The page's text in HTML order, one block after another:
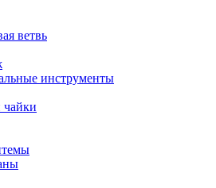
ветвь
инструменты